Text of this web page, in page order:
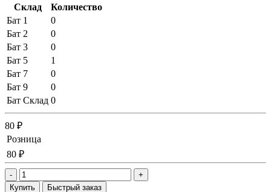
Склад
Количество
Бат 1
0
Бат 2
0
Бат 3
0
Бат 5
1
Бат 7
0
Бат 9
0
Бат Склад 0
80 ₽
Розница
80 ₽
-
+
Купить
Быстрый заказ